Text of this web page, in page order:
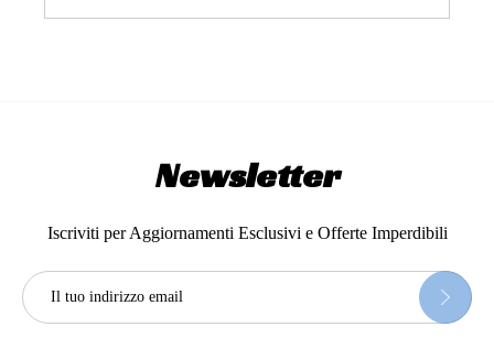
Newsletter
Iscriviti per Aggiornamenti Esclusivi e Offerte Imperdibili